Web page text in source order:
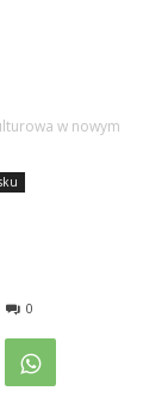
w nowym
0